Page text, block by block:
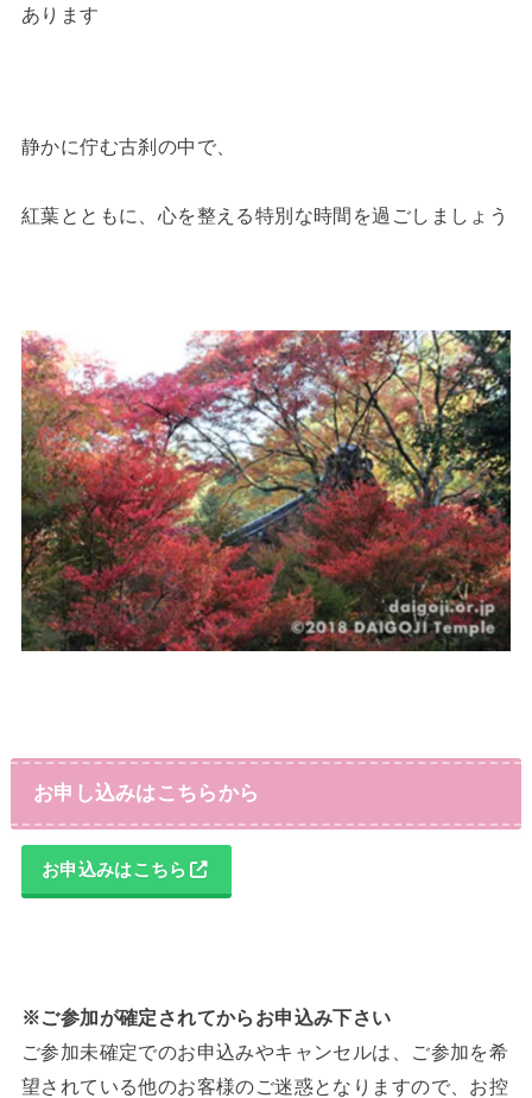
あります
静かに佇む古刹の中で、
紅葉とともに、心を整える特別な時間を過ごしましょう
お申し込みはこちらから
お申込みはこちら
※ご参加が確定されてからお申込み下さい
ご参加未確定でのお申込みやキャンセルは、ご参加を希
望されている他のお客様のご迷惑となりますので、お控